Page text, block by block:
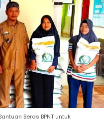
Beras BPNT untuk